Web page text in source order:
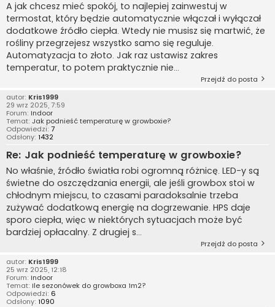
A jak chcesz mieć spokój, to najlepiej zainwestuj w
termostat, który będzie automatycznie włączał i wyłączał
dodatkowe źródło ciepła. Wtedy nie musisz się martwić, że
rośliny przegrzejesz wszystko samo się reguluje.
Automatyzacja to złoto. Jak raz ustawisz zakres
temperatur, to potem praktycznie nie...
Przejdź do posta
autor: Kris1999
29 wrz 2025, 7:59
Forum: Indoor
Temat: Jak podnieść temperaturę w growboxie?
Odpowiedzi: 7
Odsłony: 1432
Re: Jak podnieść temperaturę w growboxie?
No właśnie, źródło światła robi ogromną różnicę. LED-y są
świetne do oszczędzania energii, ale jeśli growbox stoi w
chłodnym miejscu, to czasami paradoksalnie trzeba
zużywać dodatkową energię na dogrzewanie. HPS daje
sporo ciepła, więc w niektórych sytuacjach może być
bardziej opłacalny. Z drugiej s...
Przejdź do posta
autor: Kris1999
25 wrz 2025, 12:18
Forum: Indoor
Temat: Ile sezonówek do growboxa 1m2?
Odpowiedzi: 6
Odsłony: 1090